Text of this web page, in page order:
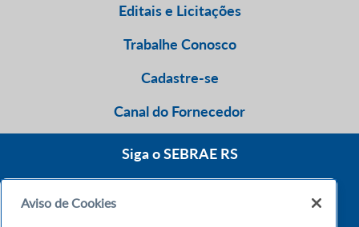
Editais e Licitações
Trabalhe Conosco
Cadastre-se
Canal do Fornecedor
Siga o SEBRAE RS
Aviso de Cookies